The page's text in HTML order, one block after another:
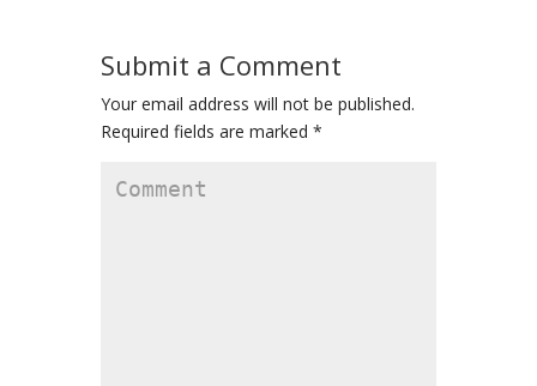
Submit a Comment
Your email address will not be published.
Required fields are marked *